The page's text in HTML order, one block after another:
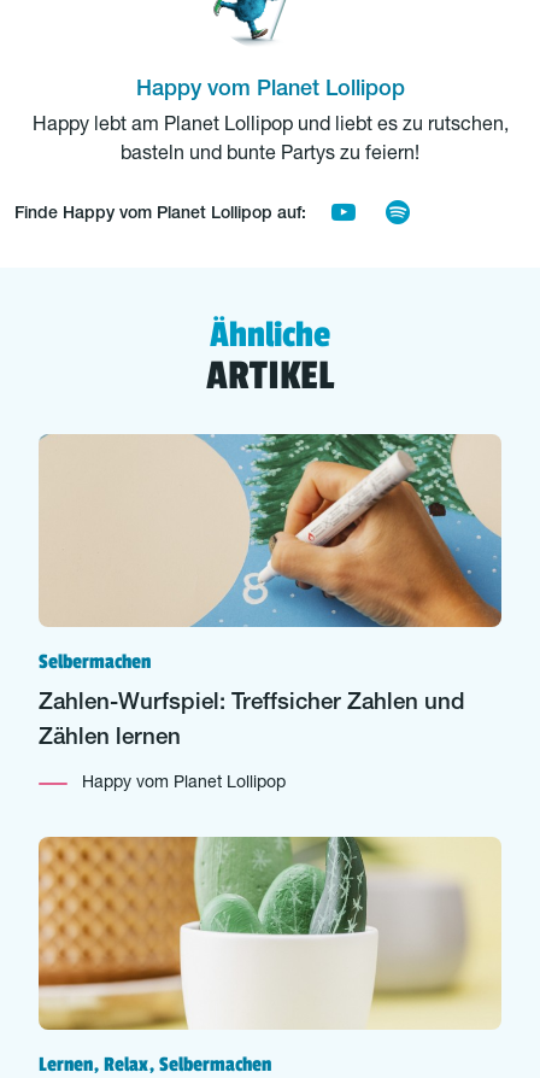
Happy vom Planet Lollipop
Happy lebt am Planet Lollipop und liebt es zu rutschen,
basteln und bunte Partys zu feiern!
Finde Happy vom Planet Lollipop auf:
Ähnliche
ARTIKEL
Selbermachen
Zahlen-Wurfspiel: Treffsicher Zahlen und
Zählen lernen
Happy vom Planet Lollipop
Lernen, Relax, Selbermachen